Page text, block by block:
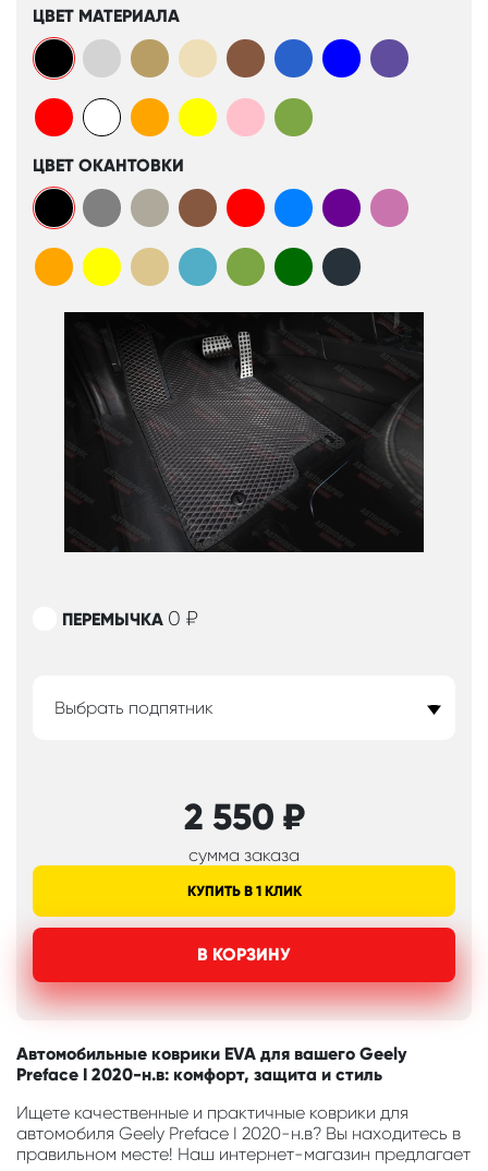
ЦВЕТ МАТЕРИАЛА
ЦВЕТ ОКАНТОВКИ
ПЕРЕМЫЧКА 0 ₽
Выбрать подпятник
2 550 ₽
сумма заказа
КУПИТЬ В 1 КЛИК
В КОРЗИНУ
Автомобильные коврики EVA для вашего Geely
Preface I 2020-н.в: комфорт, защита и стиль
Ищете качественные и практичные коврики для
автомобиля Geely Preface I 2020-н.в? Вы находитесь в
правильном месте! Наш интернет-магазин предлагает